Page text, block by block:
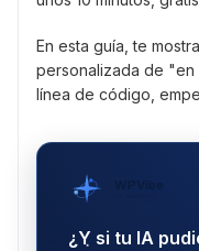
En esta guía, te
personalizada de "en
línea de código,
WPVibe
¿Y si tu IA